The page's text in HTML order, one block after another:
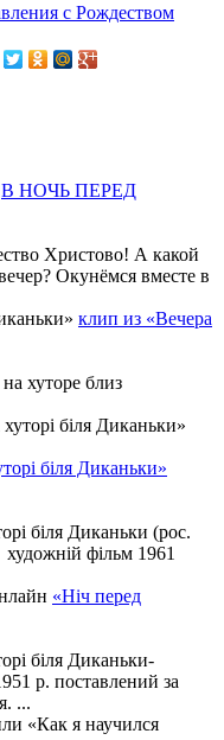
с Рождеством
В НОЧЬ ПЕРЕД
Христово! А какой
Окунёмся вместе в
клип из «Вечера
хуторе близ
біля Диканьки»
біля Диканьки (рос.
фільм 1961
«Ніч перед
біля Диканьки-
р. поставлений за
...